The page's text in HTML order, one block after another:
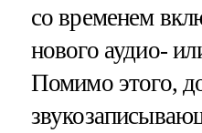
со временем
нового аудио-
Помимо этого,